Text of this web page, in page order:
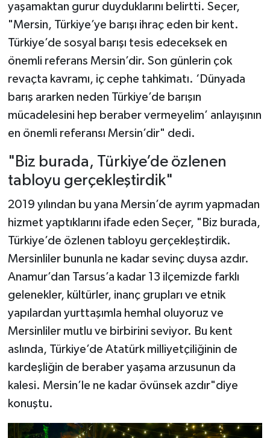
yaşamaktan gurur duyduklarını belirtti. Seçer,
"Mersin, Türkiye’ye barışı ihraç eden bir kent.
Türkiye’de sosyal barışı tesis edeceksek en
önemli referans Mersin’dir. Son günlerin çok
revaçta kavramı, iç cephe tahkimatı. ‘Dünyada
barış ararken neden Türkiye’de barışın
mücadelesini hep beraber vermeyelim’ anlayışının
en önemli referansı Mersin’dir" dedi.
"Biz burada, Türkiye’de özlenen
tabloyu gerçekleştirdik"
2019 yılından bu yana Mersin’de ayrım yapmadan
hizmet yaptıklarını ifade eden Seçer, "Biz burada,
Türkiye’de özlenen tabloyu gerçekleştirdik.
Mersinliler bununla ne kadar sevinç duysa azdır.
Anamur’dan Tarsus’a kadar 13 ilçemizde farklı
gelenekler, kültürler, inanç grupları ve etnik
yapılardan yurttaşımla hemhal oluyoruz ve
Mersinliler mutlu ve birbirini seviyor. Bu kent
aslında, Türkiye’de Atatürk milliyetçiliğinin de
kardeşliğin de beraber yaşama arzusunun da
kalesi. Mersin’le ne kadar övünsek azdır"diye
konuştu.